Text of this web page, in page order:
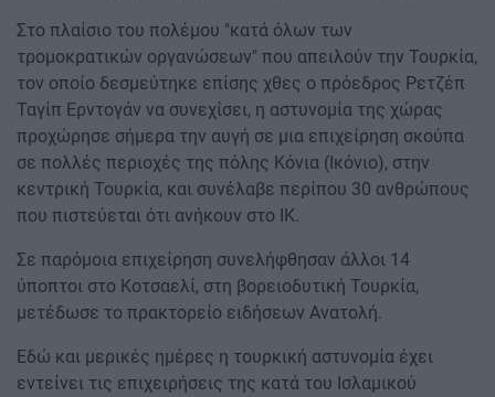
Στο πλαίσιο του πολέμου "κατά όλων των
τρομοκρατικών οργανώσεων" που απειλούν την Τουρκία,
τον οποίο δεσμεύτηκε επίσης χθες ο πρόεδρος Ρετζέπ
Ταγίπ Ερντογάν να συνεχίσει, η αστυνομία της χώρας
προχώρησε σήμερα την αυγή σε μια επιχείρηση σκούπα
σε πολλές περιοχές της πόλης Κόνια (Ικόνιο), στην
κεντρική Τουρκία, και συνέλαβε περίπου 30 ανθρώπους
που πιστεύεται ότι ανήκουν στο ΙΚ.
Σε παρόμοια επιχείρηση συνελήφθησαν άλλοι 14
ύποπτοι στο Κοτσαελί, στη βορειοδυτική Τουρκία,
μετέδωσε το πρακτορείο ειδήσεων Ανατολή.
Εδώ και μερικές ημέρες η τουρκική αστυνομία έχει
εντείνει τις επιχειρήσεις της κατά του Ισλαμικού